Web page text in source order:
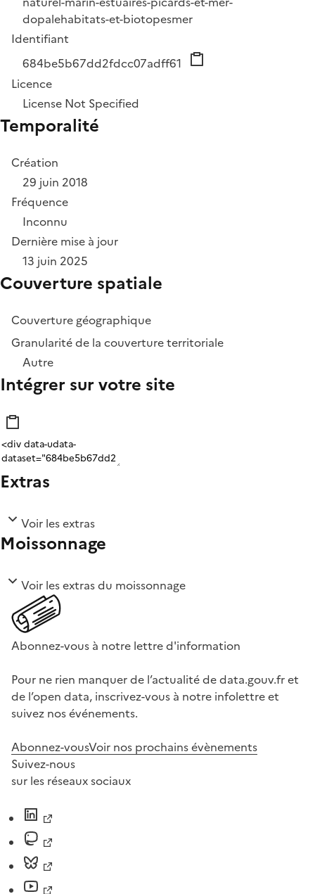
dopalehabitats-et-biotopesmer
Identifiant
684be5b67dd2fdcc07adff61
Licence
License Not Specified
Temporalité
Création
29 juin 2018
Fréquence
Inconnu
Dernière mise à jour
13 juin 2025
Couverture spatiale
Couverture géographique
Granularité de la couverture territoriale
Autre
Intégrer sur votre site
Extras
Voir les extras
Moissonnage
Voir les extras du moissonnage
Abonnez-vous à notre lettre d'information
Pour ne rien manquer de l’actualité de data.gouv.fr et
de l’open data, inscrivez-vous à notre infolettre et
suivez nos événements.
Abonnez-vousVoir nos prochains évènements
Suivez-nous
sur les réseaux sociaux